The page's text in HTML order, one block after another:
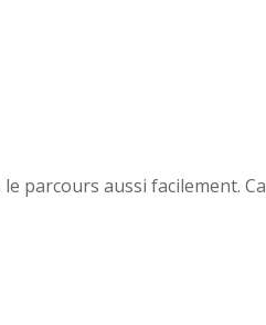
le parcours aussi facilement. Ca